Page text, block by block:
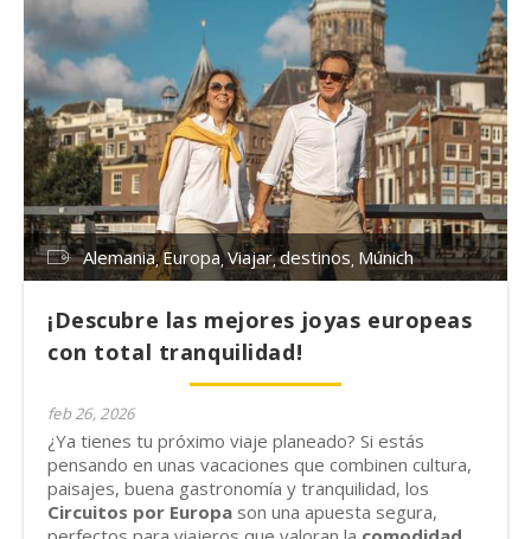
Alemania Europa Viajar destinos Múnich
¡Descubre las mejores joyas europeas
con total tranquilidad!
feb 26, 2026
¿Ya tienes tu próximo viaje planeado? Si estás
pensando en unas vacaciones que combinen cultura,
paisajes, buena gastronomía y tranquilidad, los
Circuitos por Europa son una apuesta segura,